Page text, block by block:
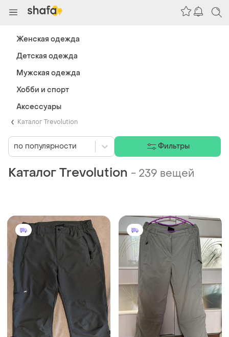
Каталог Trevolution
Каталог Trevolution - 239 вещей
по популярности Фильтры
Женская одежда
Детская одежда
Мужская одежда
Хобби и спорт
Аксессуары